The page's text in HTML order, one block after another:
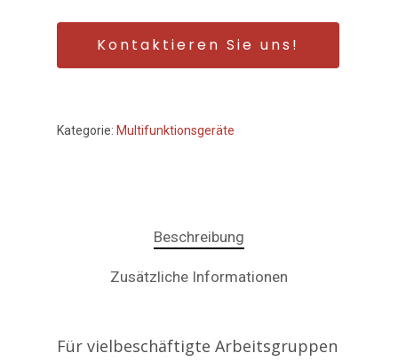
Kontaktieren Sie uns!
Kategorie: Multifunktionsgeräte
Beschreibung
Zusätzliche Informationen
Für vielbeschäftigte Arbeitsgruppen